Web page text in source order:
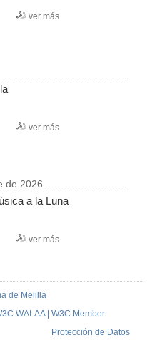
ver más
ver más
de 2026
a la Luna
ver más
de Melilla
WAI-AA | W3C Member
Protección de Datos